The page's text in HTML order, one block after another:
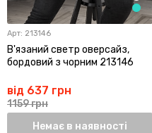
Арт: 213146
В'язаний светр оверсайз,
бордовий з чорним 213146
від 637 грн
1159 грн
Немає в наявності